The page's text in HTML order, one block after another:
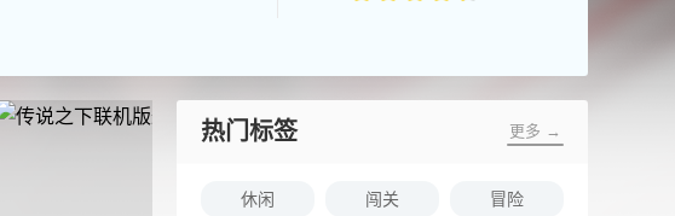
热门标签 更多 →
休闲 闯关 冒险